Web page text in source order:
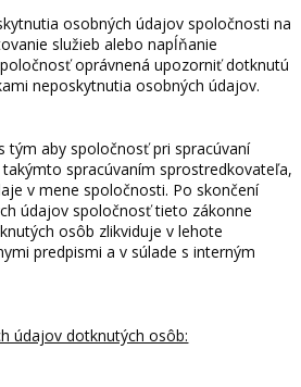
osobných údajov spoločnosti na
služieb alebo napĺňanie
oprávnená upozorniť dotknutú
neposkytnutia osobných údajov.
tým aby spoločnosť pri spracúvaní
spracúvaním sprostredkovateľa,
v mene spoločnosti. Po skončení
údajov spoločnosť tieto zákonne
osôb zlikviduje v lehote
predpismi a v súlade s interným
údajov dotknutých osôb: